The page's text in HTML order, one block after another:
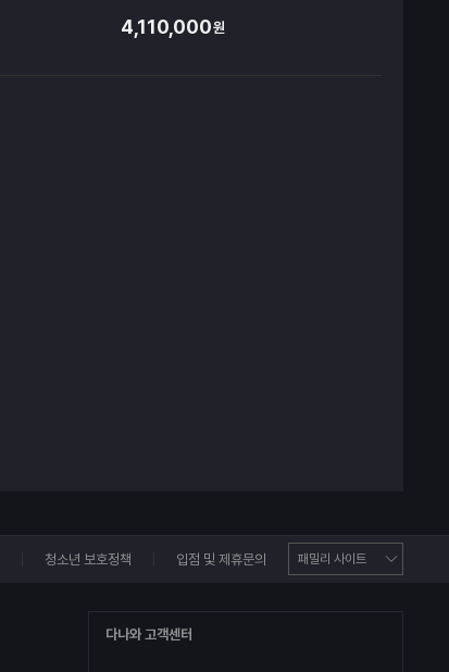
4,110,000원
청소년 보호정책 입점 및 제휴문의
다나와 고객센터